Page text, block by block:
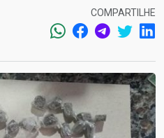
COMPARTILHE